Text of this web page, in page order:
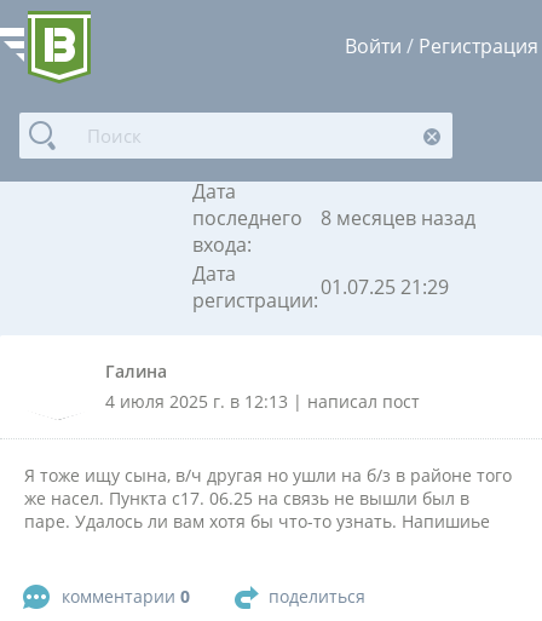
Войти / Регистрация
Галина
Дата
последнего
входа:
8 месяцев назад
Дата
регистрации:01.07.25 21:29
Галина
4 июля 2025 г. в 12:13 | написал пост
Я тоже ищу сына, в/ч другая но ушли на б/з в районе того
же насел. Пункта с17. 06.25 на связь не вышли был в
паре. Удалось ли вам хотя бы что-то узнать. Напишиье
комментарии 0 поделиться